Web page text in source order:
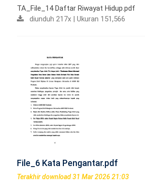
TA_File_14 Daftar Riwayat Hidup.pdf
diunduh 217x | Ukuran 151,566
File_6 Kata Pengantar.pdf
Terakhir download 31 Mar 2026 21:03